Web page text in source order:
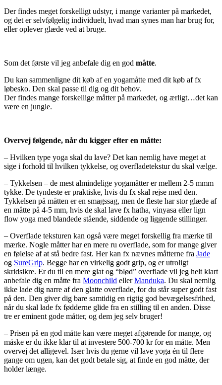
Der findes meget forskelligt udstyr, i mange varianter på markedet,
og det er selvfølgelig individuelt, hvad man synes man har brug for,
eller oplever glæde ved at bruge.
Som det første vil jeg anbefale dig en god måtte.
Du kan sammenligne dit køb af en yogamåtte med dit køb af fx
løbesko. Den skal passe til dig og dit behov.
Der findes mange forskellige måtter på markedet, og ærligt…det kan
være en jungle.
Overvej følgende, når du kigger efter en måtte:
– Hvilken type yoga skal du lave? Det kan nemlig have meget at
sige i forhold til hvilken tykkelse, og overfladetekstur du skal vælge.
– Tykkelsen – de mest almindelige yogamåtter er mellem 2-5 mmm
tykke. De tyndeste er praktiske, hvis du fx skal rejse med den.
Tykkelsen på måtten er en smagssag, men de fleste har stor glæde af
en måtte på 4-5 mm, hvis de skal lave fx hatha, vinyasa eller lign
flow yoga med blandede stående, siddende og liggende stillinger.
– Overflade teksturen kan også være meget forskellig fra mærke til
mærke. Nogle måtter har en mere ru overflade, som for mange giver
en følelse af at stå bedre fast. Her kan fx nævnes måtterne fra Jade
og SureGrip. Begge har en virkelig godt grip, og er utroligt
skridsikre. Er du til en mere glat og “blød” overflade vil jeg helt klart
anbefale dig en måtte fra Moonchild ellerManduka. Du skal nemlig
ikke lade dig narre af den glatte overflade, for du står super godt fast
på den. Den giver dig bare samtidig en rigtig god bevægelsesfrihed,
når du skal lade fx fødderne glide fra en stilling til en anden. Disse
tre er eminent gode måtter, og dem jeg selv bruger!
– Prisen på en god måtte kan være meget afgørende for mange, og
måske er du ikke klar til at investere 500-700 kr for en måtte. Men
overvej det alligevel. Især hvis du gerne vil lave yoga én til flere
gange om ugen, kan det godt betale sig, at finde en god måtte, der
holder længe.